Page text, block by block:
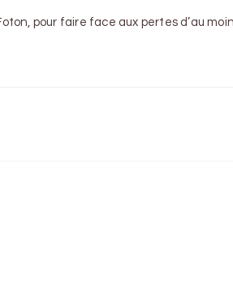
pour faire face aux pertes d’au